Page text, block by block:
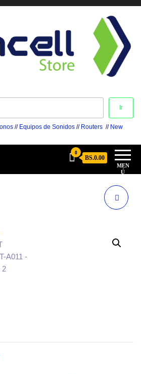
Ir
// Equipos de Sonidos // Routers // New
MEN
Ú
0
BS.0.00
era: Bs.18.50.
precio actual es: Bs.15.00.